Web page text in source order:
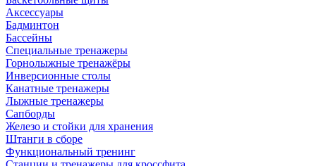
Аксессуары
Бадминтон
Бассейны
Специальные тренажеры
Горнолыжные тренажёры
Инверсионные столы
Канатные тренажеры
Лыжные тренажеры
Сапборды
Железо и стойки для хранения
Штанги в сборе
Функциональный тренинг